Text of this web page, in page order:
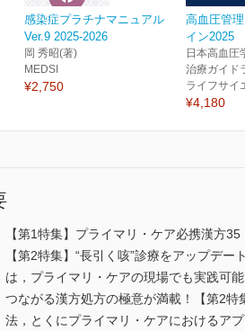
感染症プラチナマニュアル
Ver.9 2025-2026
岡 秀昭(著)
MEDSI
¥2,750
高血圧管
イン2025
日本高血圧
治療ガイド
ライフサイ
¥4,180
【第1特集】プライマリ・ケア必携漢方35
【第2特集】“長引く咳”診療をアップデ
は，プライマリ・ケアの現場でも実践可
つながる漢方処方の極意が満載！【第2
法，とくにプライマリ・ケアにおけるア